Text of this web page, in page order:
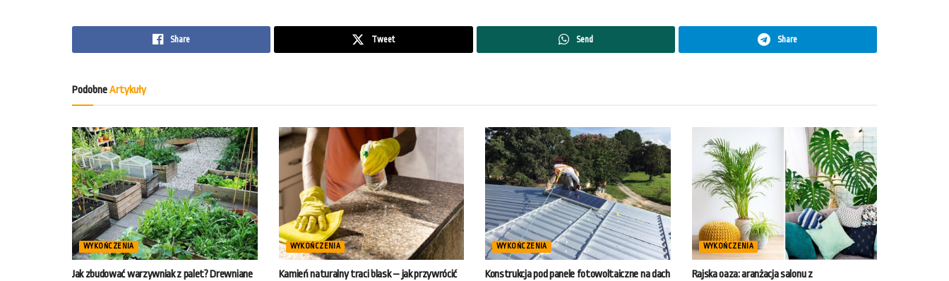
Share Tweet Send Share
PodobneArtykuły
WYKOŃCZENIA
Jak zbudować warzywniak z palet? Drewniane
WYKOŃCZENIA
Kamień naturalny traci blask – jak przywrócić
WYKOŃCZENIA
Konstrukcja pod panele fotowoltaiczne na dach
WYKOŃCZENIA
Rajska oaza: aranżacja salonu z